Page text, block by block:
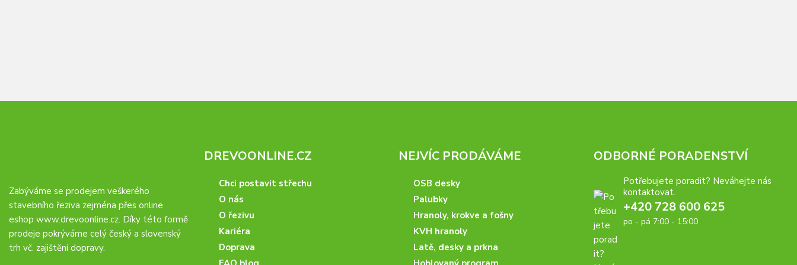
Zabýváme se prodejem veškerého
stavebního řeziva zejména přes online
eshop www.drevoonline.cz. Díky této formě
prodeje pokrýváme celý český a slovenský
trh vč. zajištění dopravy.
DREVOONLINE.CZ
Chci postavit střechu
O nás
O řezivu
Kariéra
Doprava
NEJVÍC PRODÁVÁME
OSB desky
Palubky
Hranoly, krokve a fošny
KVH hranoly
Latě, desky a prkna
ODBORNÉ PORADENSTVÍ
Potřebujete poradit? Neváhejte nás
kontaktovat.
+420 728 600 625
po - pá 7:00 - 15:00